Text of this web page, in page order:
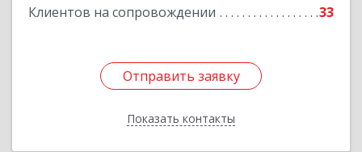
Клиентов на сопровождении 33
Отправить заявку
Показать контакты
Отправить заявку
Назад